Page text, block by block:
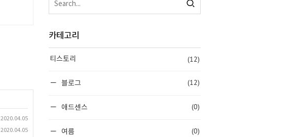
2020.04.05
2020.04.05
카테고리
티스토리 (12)
블로그 (12)
애드센스 (0)
여름 (0)